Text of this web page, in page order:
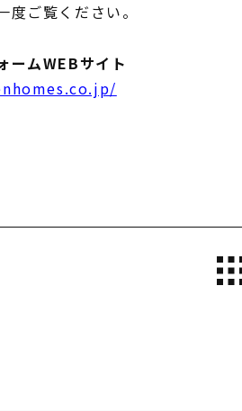
度ご覧ください。
ームWEBサイト